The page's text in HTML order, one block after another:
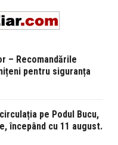
– Recomandările
pentru siguranța
pe Podul Bucu,
începând cu 11 august.